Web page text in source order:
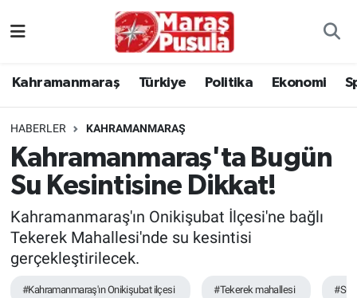
Kahramanmaraş Türkiye Politika Ekonomi
HABERLER KAHRAMANMARAŞ
Kahramanmaraş'ta Bugün
Su Kesintisine Dikkat!
Kahramanmaraş'ın Onikişubat İlçesi'ne bağlı
Tekerek Mahallesi'nde su kesintisi
gerçekleştirilecek.
#Kahramanmaraş'ın Onikişubat ilçesi #Tekerek mahallesi #Su
Politika
Ekonomi
Spor
İstanbul Trafik Yoğunluk Haritası
Süper Lig Puan Durumu ve Fikstür
Tüm Manşetler